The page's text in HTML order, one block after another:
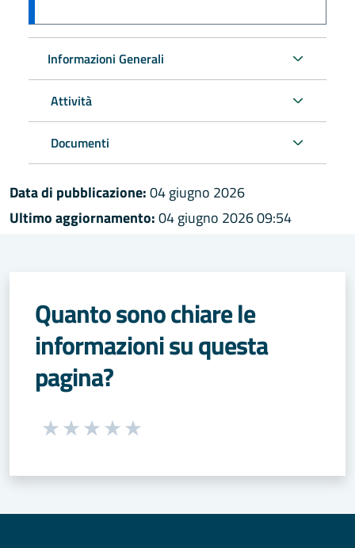
Informazioni Generali
Attività
Documenti
Data di pubblicazione:04 giugno 2026
Ultimo aggiornamento:04 giugno 2026 09:54
Quanto sono chiare le
informazioni su questa
pagina?
Seleziona una valutazione da 1 a 5 stelle